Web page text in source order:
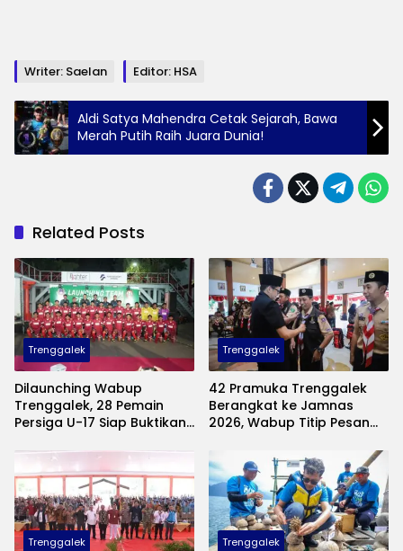
Writer: Saelan Editor: HSA
Aldi Satya Mahendra Cetak Sejarah, Bawa
Merah Putih Raih Juara Dunia!
Related Posts
Trenggalek
Dilaunching Wabup
Trenggalek, 28 Pemain
Persiga U-17 Siap Buktikan
Trenggalek
42 Pramuka Trenggalek
Berangkat ke Jamnas
2026, Wabup Titip Pesan
Trenggalek Trenggalek